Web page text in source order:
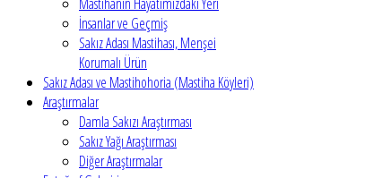
İnsanlar ve Geçmiş
Sakız Adası Mastihası, Menşei
Korumalı Ürün
Sakız Adası ve Mastihohoria (Mastiha Köyleri)
Araştırmalar
Damla Sakızı Araştırması
Sakız Yağı Araştırması
Diğer Araştırmalar